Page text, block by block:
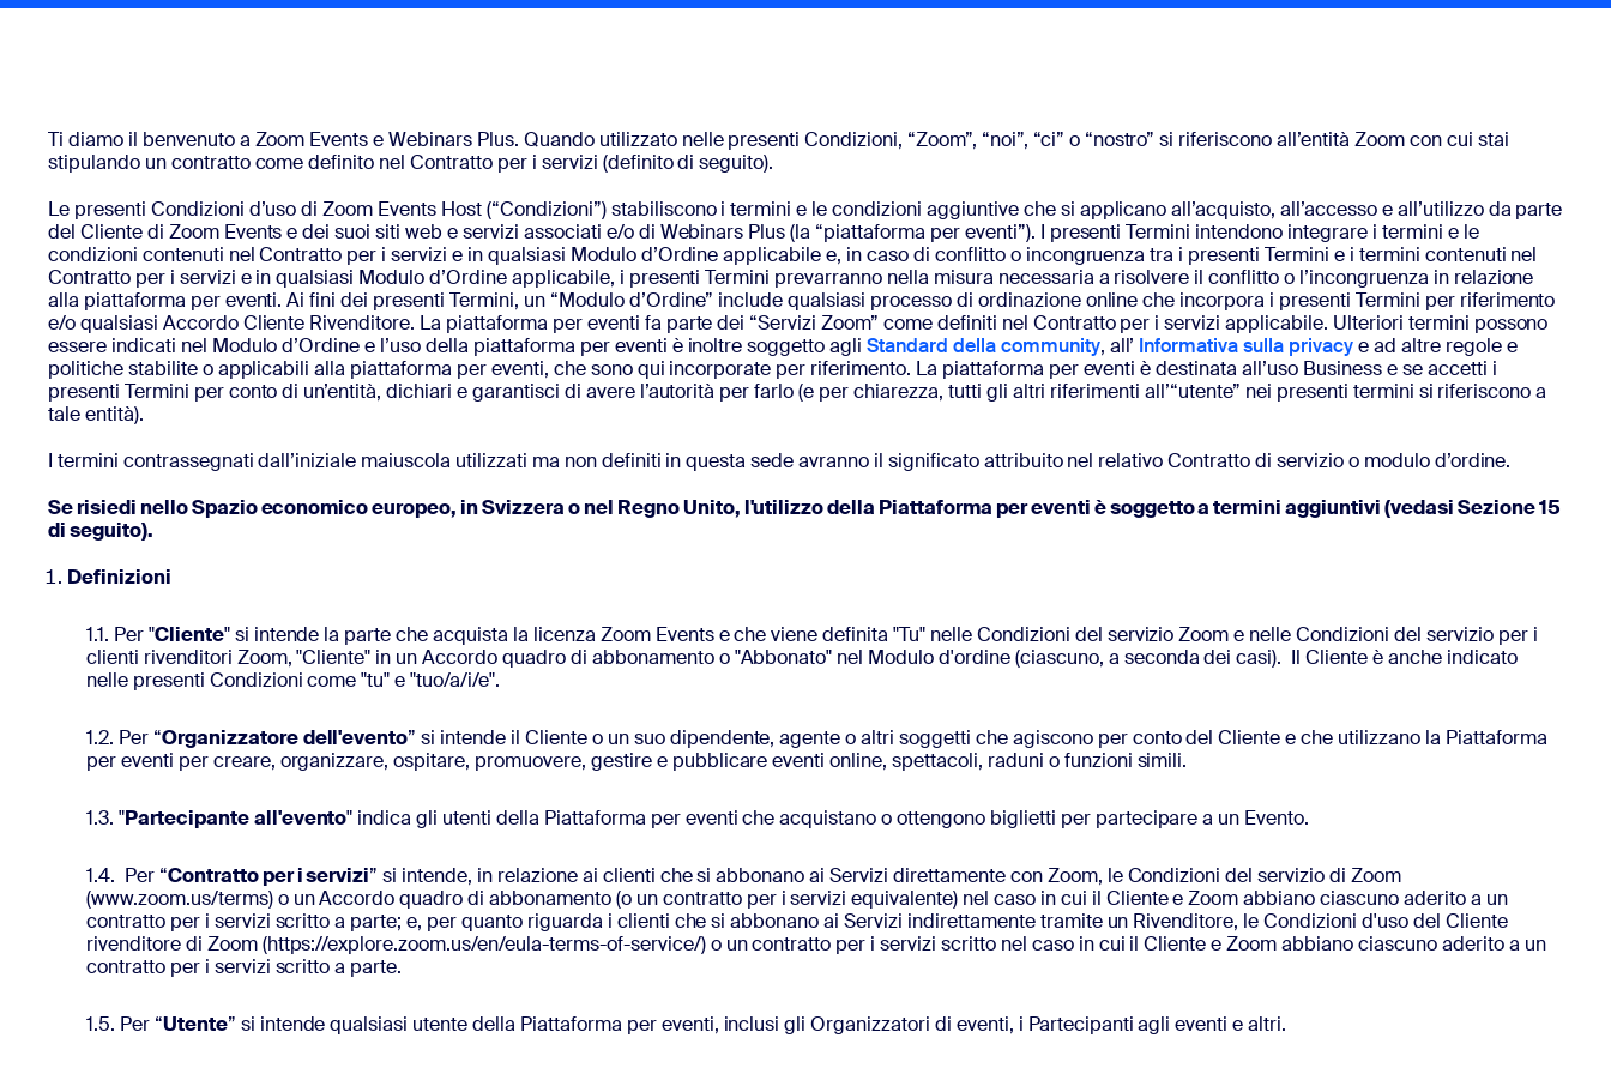
Ti diamo il benvenuto a Zoom Events e Webinars Plus. Quando utilizzato nelle presenti Condizioni, “Zoom”, “noi”, “ci” o “nostro” si riferiscono all’entità Zoom con cui stai
stipulando un contratto come definito nel Contratto per i servizi (definito di seguito).
Le presenti Condizioni d’uso di Zoom Events Host (“Condizioni”) stabiliscono i termini e le condizioni aggiuntive che si applicano all’acquisto, all’accesso e all’utilizzo da parte
del Cliente di Zoom Events e dei suoi siti web e servizi associati e/o di Webinars Plus (la “piattaforma per eventi”). I presenti Termini intendono integrare i termini e le
condizioni contenuti nel Contratto per i servizi e in qualsiasi Modulo d’Ordine applicabile e, in caso di conflitto o incongruenza tra i presenti Termini e i termini contenuti nel
Contratto per i servizi e in qualsiasi Modulo d’Ordine applicabile, i presenti Termini prevarranno nella misura necessaria a risolvere il conflitto o l’incongruenza in relazione
alla piattaforma per eventi. Ai fini dei presenti Termini, un “Modulo d’Ordine” include qualsiasi processo di ordinazione online che incorpora i presenti Termini per riferimento
e/o qualsiasi Accordo Cliente Rivenditore. La piattaforma per eventi fa parte dei “Servizi Zoom” come definiti nel Contratto per i servizi applicabile. Ulteriori termini possono
essere indicati nel Modulo d’Ordine e l’uso della piattaforma per eventi è inoltre soggetto agliStandard della community, all’ Informativa sulla privacye ad altre regole e
politiche stabilite o applicabili alla piattaforma per eventi, che sono qui incorporate per riferimento. La piattaforma per eventi è destinata all’uso Business e se accetti i
presenti Termini per conto di un’entità, dichiari e garantisci di avere l’autorità per farlo (e per chiarezza, tutti gli altri riferimenti all’“utente” nei presenti termini si riferiscono a
tale entità).
I termini contrassegnati dall’iniziale maiuscola utilizzati ma non definiti in questa sede avranno il significato attribuito nel relativo Contratto di servizio o modulo d’ordine.
Se risiedi nello Spazio economico europeo, in Svizzera o nel Regno Unito, l'utilizzo della Piattaforma per eventi è soggetto a termini aggiuntivi (vedasi Sezione 15
di seguito).
Definizioni
1.1. Per "Cliente" si intende la parte che acquista la licenza Zoom Events e che viene definita "Tu" nelle Condizioni del servizio Zoom e nelle Condizioni del servizio per i
clienti rivenditori Zoom, "Cliente" in un Accordo quadro di abbonamento o "Abbonato" nel Modulo d'ordine (ciascuno, a seconda dei casi). Il Cliente è anche indicato
nelle presenti Condizioni come "tu" e "tuo/a/i/e".
1.2. Per “Organizzatore dell'evento” si intende il Cliente o un suo dipendente, agente o altri soggetti che agiscono per conto del Cliente e che utilizzano la Piattaforma
per eventi per creare, organizzare, ospitare, promuovere, gestire e pubblicare eventi online, spettacoli, raduni o funzioni simili.
1.3. "Partecipante all'evento" indica gli utenti della Piattaforma per eventi che acquistano o ottengono biglietti per partecipare a un Evento.
1.4. Per “Contratto per i servizi” si intende, in relazione ai clienti che si abbonano ai Servizi direttamente con Zoom, le Condizioni del servizio di Zoom
(www.zoom.us/terms) o un Accordo quadro di abbonamento (o un contratto per i servizi equivalente) nel caso in cui il Cliente e Zoom abbiano ciascuno aderito a un
contratto per i servizi scritto a parte; e, per quanto riguarda i clienti che si abbonano ai Servizi indirettamente tramite un Rivenditore, le Condizioni d'uso del Cliente
rivenditore di Zoom (https://explore.zoom.us/en/eula-terms-of-service/) o un contratto per i servizi scritto nel caso in cui il Cliente e Zoom abbiano ciascuno aderito a un
contratto per i servizi scritto a parte.
1.5. Per “Utente” si intende qualsiasi utente della Piattaforma per eventi, inclusi gli Organizzatori di eventi, i Partecipanti agli eventi e altri.